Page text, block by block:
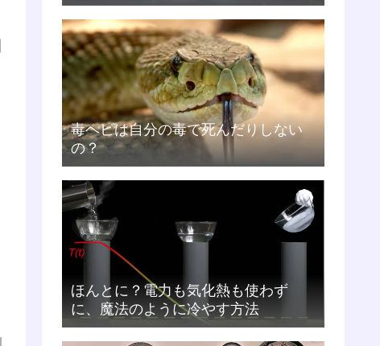
毒ヘビは自分の毒で死んだりしない
の？
ほんとに？電力も気化熱も使わず
に、魔法のように冷やす方法